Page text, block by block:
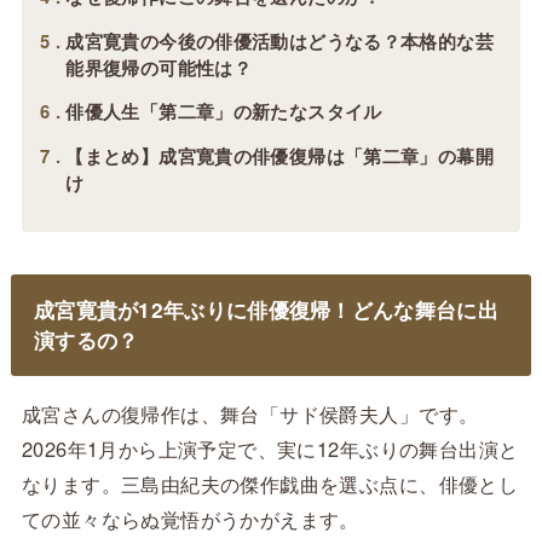
5
成宮寛貴の今後の俳優活動はどうなる？本格的な芸
能界復帰の可能性は？
6
俳優人生「第二章」の新たなスタイル
7
【まとめ】成宮寛貴の俳優復帰は「第二章」の幕開
け
成宮寛貴が12年ぶりに俳優復帰！どんな舞台に出
演するの？
成宮さんの復帰作は、舞台「サド侯爵夫人」です。
2026年1月から上演予定で、実に12年ぶりの舞台出演と
なります。三島由紀夫の傑作戯曲を選ぶ点に、俳優とし
ての並々ならぬ覚悟がうかがえます。